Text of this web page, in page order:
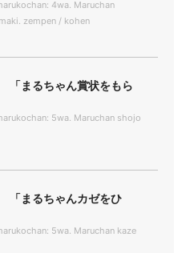
4wa. Maruchan
zempen / kohen
まるちゃん賞状をもら
5wa. Maruchan shojo
まるちゃんカゼをひ
5wa. Maruchan kaze